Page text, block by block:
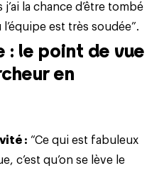
la chance d’être tombé
est très soudée”.
: le point de vue
en
: “Ce qui est fabuleux
c’est qu’on se lève le